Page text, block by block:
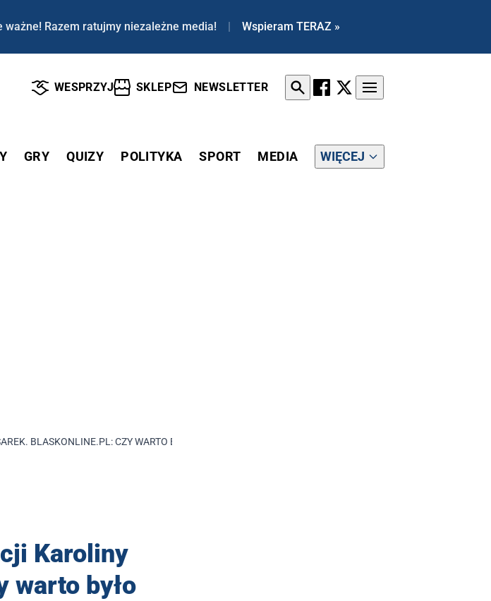
Razem ratujmy niezależne media! | Wspieram TERAZ »
WESPRZYJ SKLEP NEWSLETTER
GRY QUIZY POLITYKA SPORT MEDIA WIĘCEJ
BLASKONLINE.PL: CZY WARTO BYŁO SZALEĆ TAK?
Karoliny
warto było